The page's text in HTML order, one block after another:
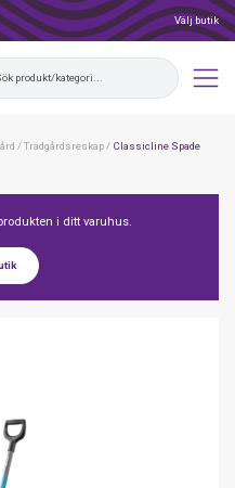
Välj butik
/Trädgårdsreskap/ Classicline Spade
i ditt varuhus.